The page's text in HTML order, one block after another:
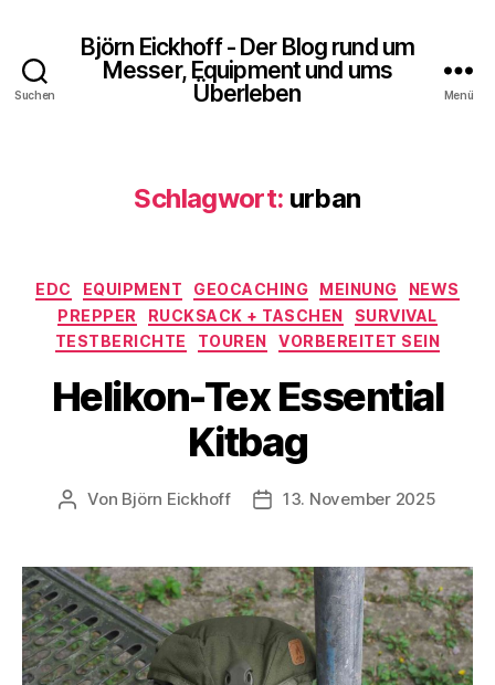
Suchen
Björn Eickhoff - Der Blog rund um
Messer, Equipment und ums
Überleben
Menü
Schlagwort: urban
Kategorien
EDC EQUIPMENT GEOCACHING MEINUNG
NEWS
PREPPER
RUCKSACK + TASCHEN
SURVIVAL
TESTBERICHTE
TOUREN VORBEREITET SEIN
Helikon-Tex Essential
Kitbag
Beitragsautor
Von Björn Eickhoff Veröffentlichungsdatum
13. November 2025